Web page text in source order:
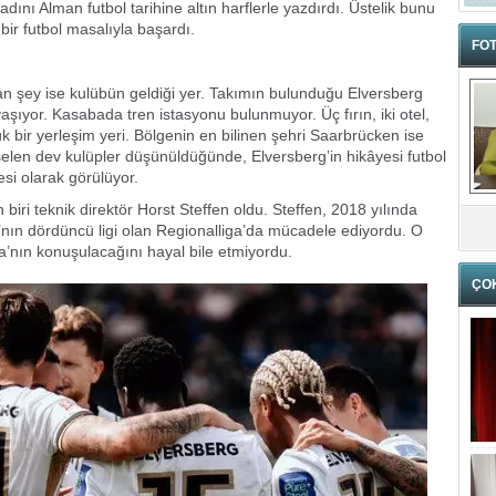
Alman futbol tarihine altın harflerle yazdırdı. Üstelik bunu
futbol masalıyla başardı.
şey ise kulübün geldiği yer. Takımın bulunduğu Elversberg
Kasabada tren istasyonu bulunmuyor. Üç fırın, iki otel,
bir yerleşim yeri. Bölgenin en bilinen şehri Saarbrücken ise
dev kulüpler düşünüldüğünde, Elversberg’in hikâyesi futbol
olarak görülüyor.
teknik direktör Horst Steffen oldu. Steffen, 2018 yılında
dördüncü ligi olan Regionalliga’da mücadele ediyordu. O
konuşulacağını hayal bile etmiyordu.